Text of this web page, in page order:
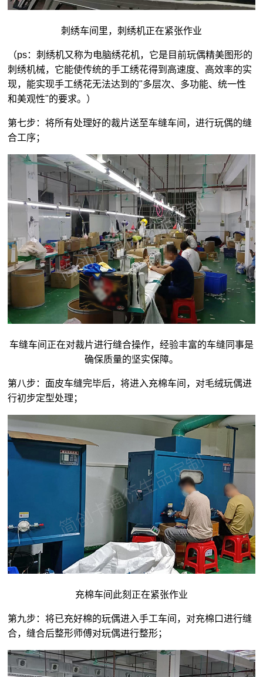
刺绣车间里，刺绣机正在紧张作业
（ps：刺绣机又称为电脑绣花机，它是目前玩偶精美图形的
刺绣机械，它能使传统的手工绣花得到高速度、高效率的实
现，能实现手工绣花无法达到的"多层次、多功能、统一性
和美观性"的要求。）
第七步：将所有处理好的裁片送至车缝车间，进行玩偶的缝
合工序；
车缝车间正在对裁片进行缝合操作，经验丰富的车缝同事是
确保质量的坚实保障。
第八步：面皮车缝完毕后，将进入充棉车间，对毛绒玩偶进
行初步定型处理；
充棉车间此刻正在紧张作业
第九步：将已充好棉的玩偶进入手工车间，对充棉口进行缝
合，缝合后整形师傅对玩偶进行整形；